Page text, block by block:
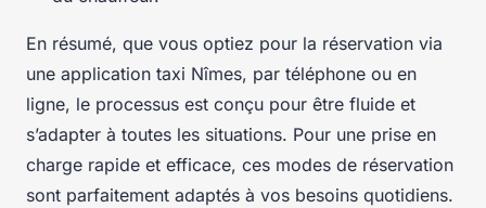
En résumé, que vous optiez pour la réservation via
une application taxi Nîmes, par téléphone ou en
ligne, le processus est conçu pour être fluide et
s’adapter à toutes les situations. Pour une prise en
charge rapide et efficace, ces modes de réservation
sont parfaitement adaptés à vos besoins quotidiens.